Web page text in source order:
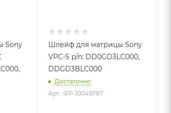
Sony
Шлейф для матрицы Sony
VPC-S p/n: DD0GD3LC000,
DDGD3BLC000
Достаточно
Арт.: ФР-10049787